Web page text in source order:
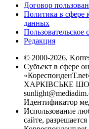
Договор
Политика в сфере
данных
Пользовательское
Редакция
© 2000-2026,
Субъект в сфере
ХАРКІВСЬКЕ
Идентификатор
Использование
сайте,